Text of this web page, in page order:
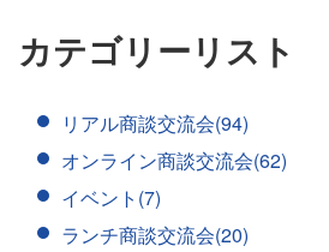
カテゴリーリスト
リアル商談交流会(94)
オンライン商談交流会(62)
イベント(7)
ランチ商談交流会(20)